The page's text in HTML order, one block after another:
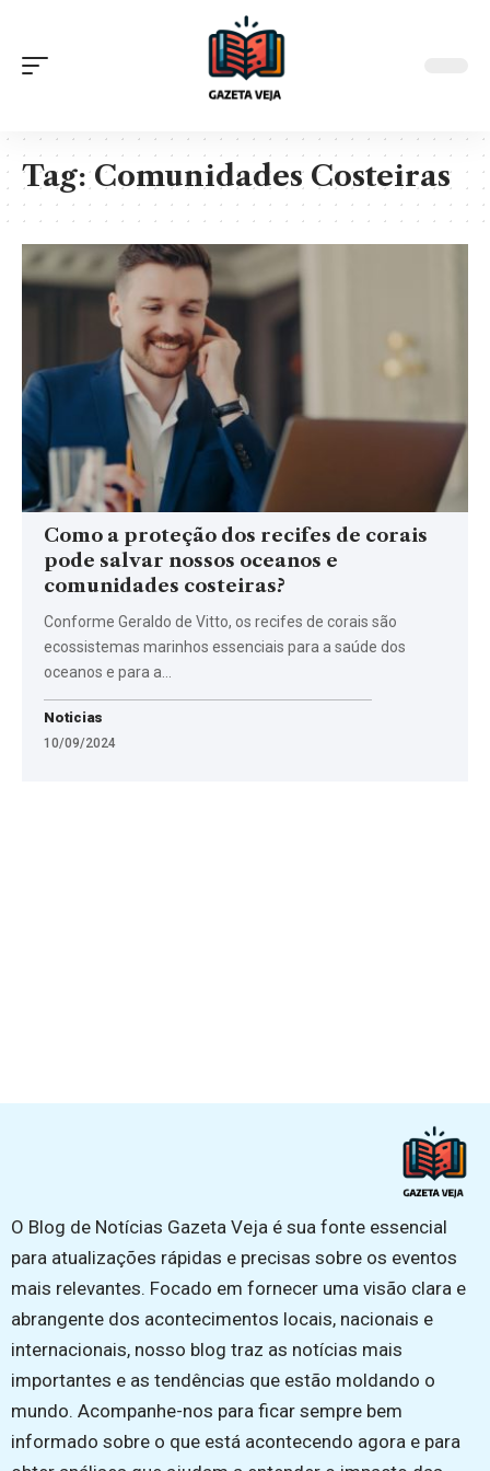
Tag:Comunidades Costeiras
Como a proteção dos recifes de corais
pode salvar nossos oceanos e
comunidades costeiras?
Conforme Geraldo de Vitto, os recifes de corais são
ecossistemas marinhos essenciais para a saúde dos
oceanos e para a…
Noticias
10/09/2024
O Blog de Notícias Gazeta Veja é sua fonte essencial
para atualizações rápidas e precisas sobre os eventos
mais relevantes. Focado em fornecer uma visão clara e
abrangente dos acontecimentos locais, nacionais e
internacionais, nosso blog traz as notícias mais
importantes e as tendências que estão moldando o
mundo. Acompanhe-nos para ficar sempre bem
informado sobre o que está acontecendo agora e para